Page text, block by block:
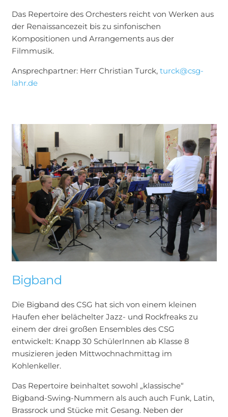
Das Repertoire des Orchesters reicht von Werken aus
der Renaissancezeit bis zu sinfonischen
Kompositionen und Arrangements aus der
Filmmusik.
Ansprechpartner: Herr Christian Turck, turck@csg-
lahr.de
Bigband
Die Bigband des CSG hat sich von einem kleinen
Haufen eher belächelter Jazz- und Rockfreaks zu
einem der drei großen Ensembles des CSG
entwickelt: Knapp 30 SchülerInnen ab Klasse 8
musizieren jeden Mittwochnachmittag im
Kohlenkeller.
Das Repertoire beinhaltet sowohl „klassische“
Bigband-Swing-Nummern als auch auch Funk, Latin,
Brassrock und Stücke mit Gesang. Neben der